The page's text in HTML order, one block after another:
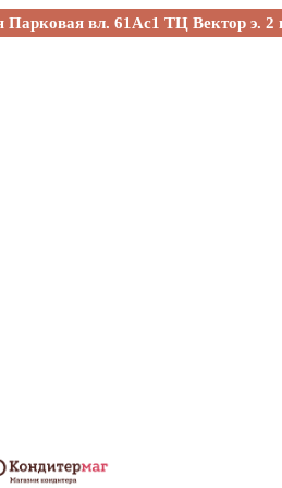
вл. 61Ас1 ТЦ Вектор э. 2